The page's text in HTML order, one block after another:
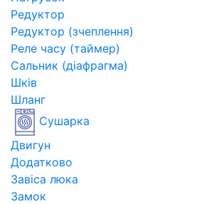
Редуктор
Редуктор (зчеплення)
Реле часу (таймер)
Сальник (діафрагма)
Шків
Шланг
Сушарка
Двигун
Додатково
Завіса люка
Замок